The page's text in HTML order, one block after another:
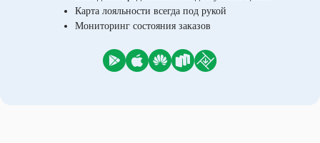
Карта лояльности всегда под рукой
Мониторинг состояния заказов